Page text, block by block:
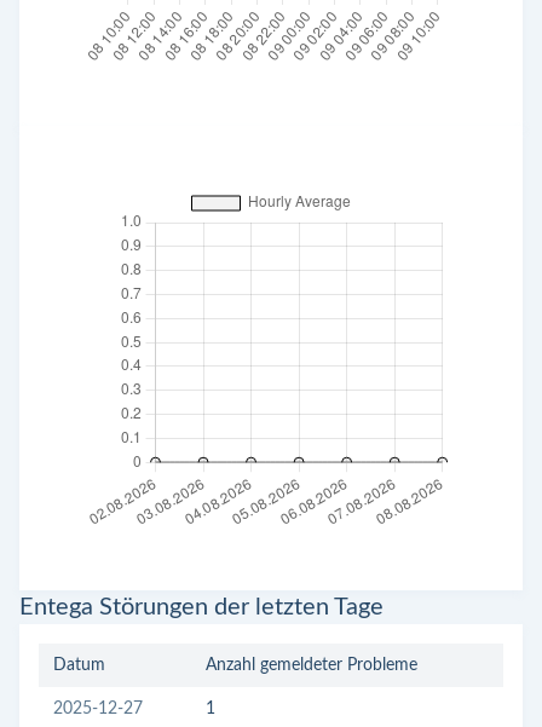
Entega Störungen der letzten Tage
Datum Anzahl gemeldeter Probleme
2025-12-27 1